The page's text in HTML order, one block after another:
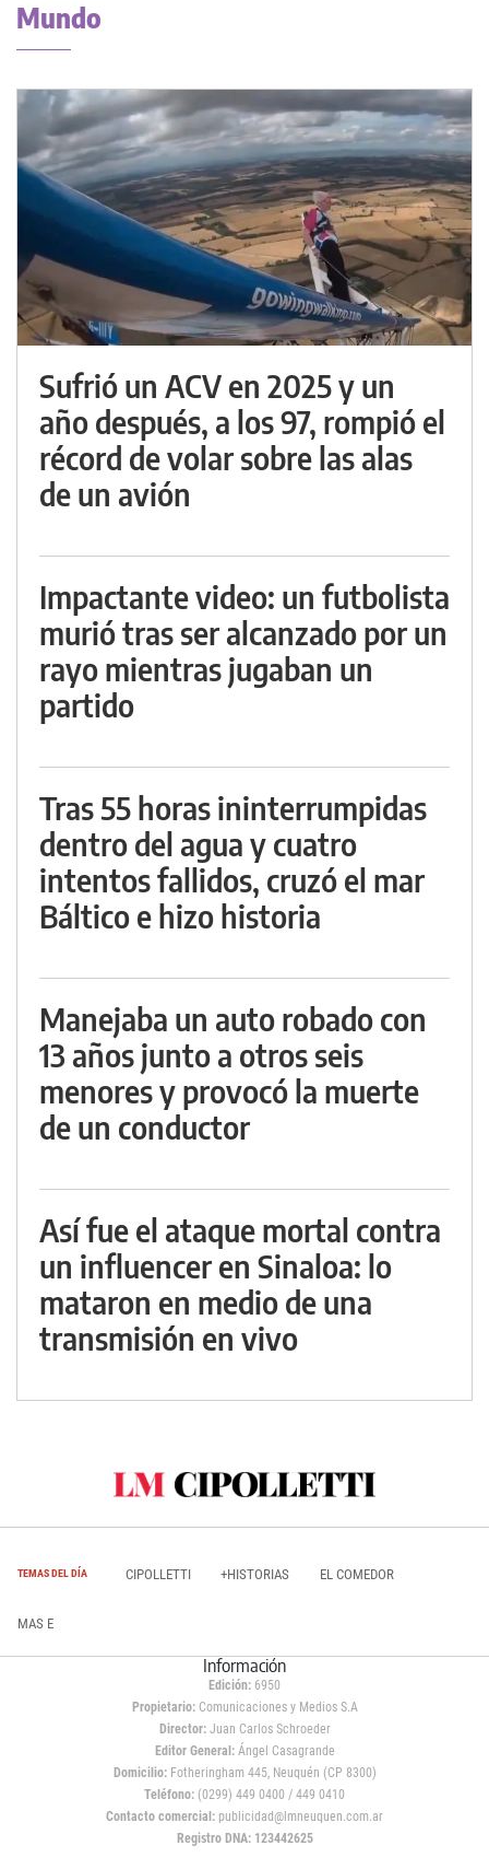
Mundo
Sufrió un ACV en 2025 y un
año después, a los 97, rompió el
récord de volar sobre las alas
de un avión
Impactante video: un futbolista
murió tras ser alcanzado por un
rayo mientras jugaban un
partido
Tras 55 horas ininterrumpidas
dentro del agua y cuatro
intentos fallidos, cruzó el mar
Báltico e hizo historia
Manejaba un auto robado con
13 años junto a otros seis
menores y provocó la muerte
de un conductor
Así fue el ataque mortal contra
un influencer en Sinaloa: lo
mataron en medio de una
transmisión en vivo
TEMAS DEL DÍA CIPOLLETTI +HISTORIAS EL COMEDOR
MAS E
Información
Edición: 6950
Propietario:Comunicaciones y Medios S.A
Director: Juan Carlos Schroeder
Editor General:Ángel Casagrande
Domicilio:Fotheringham 445, Neuquén (CP 8300)
Teléfono: (0299) 449 0400 / 449 0410
Contacto comercial: publicidad@lmneuquen.com.ar
Registro DNA: 123442625